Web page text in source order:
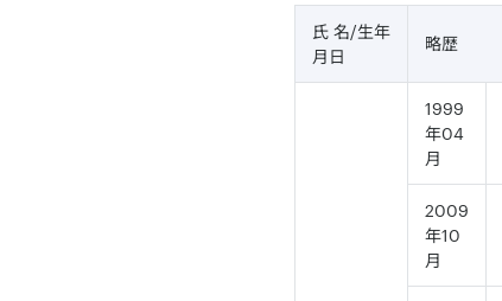
氏 名/生年
月日
略歴
1999
年04
月
2009
年10
月